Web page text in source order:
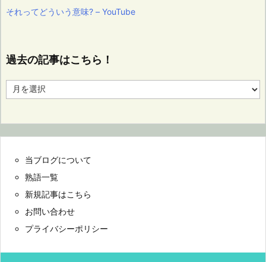
それってどういう意味? – YouTube
過去の記事はこちら！
去
ら！
当ブログについて
熟語一覧
新規記事はこちら
お問い合わせ
プライバシーポリシー